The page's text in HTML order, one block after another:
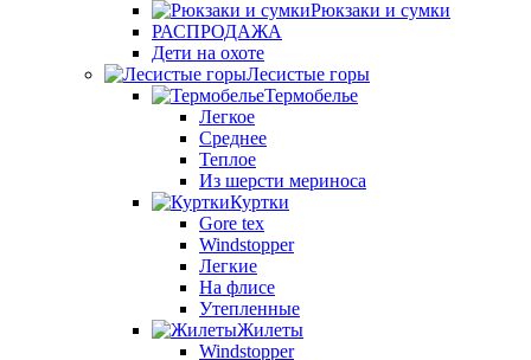
Рюкзаки и сумки
РАСПРОДАЖА
Дети на охоте
Лесистые горы
Термобелье
Легкое
Среднее
Теплое
Из шерсти мериноса
Куртки
Gore tex
Windstopper
Легкие
На флисе
Утепленные
Жилеты
Windstopper